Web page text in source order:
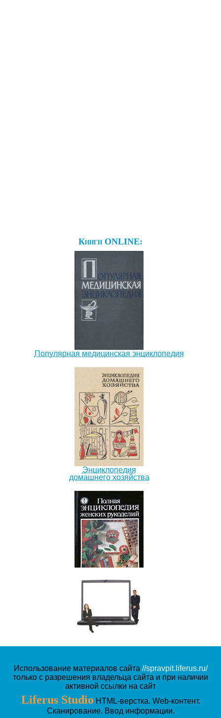
Книги ONLINE:
Популярная медицинская энциклопедия
Энциклопедия
домашнего хозяйства
Полная энциклопедия
женских рукоделий
Использование материалов сайта //spravpit.liferus.ru/
только с разрешения владельца сайта и при наличии
активной ссылки на сайт
Liferus Studio HTML-верстка. Web-контент.
Сканирование. Ввод информации.